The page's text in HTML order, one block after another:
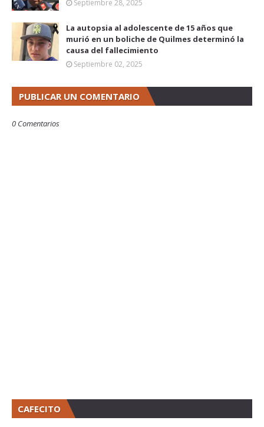
Septiembre 28, 2025
La autopsia al adolescente de 15 años que
murió en un boliche de Quilmes determinó la
causa del fallecimiento
Septiembre 02, 2025
PUBLICAR UN COMENTARIO
0 Comentarios
CAFECITO